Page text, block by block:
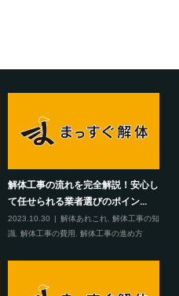
解体工事の流れを完全解説！安心し
て任せられる業者選びのポイン...
2023.10.30 解体あれこれ
解体工事の知
識
解体工事の費用 解体工事の進め方